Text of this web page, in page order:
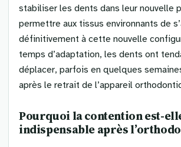
stabiliser les dents dans leur nouvelle
permettre aux tissus environnants de
définitivement à cette nouvelle
temps d’adaptation, les dents ont
déplacer, parfois en quelques
après le retrait de l’appareil
Pourquoi la contention est-
indispensable après